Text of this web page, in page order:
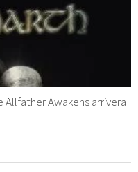
Allfather Awakens arrivera